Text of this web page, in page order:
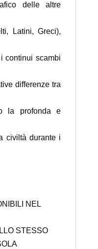
delle altre
Latini, Greci),
continui scambi
differenze tra
la profonda e
civiltà durante i
NEL
STESSO